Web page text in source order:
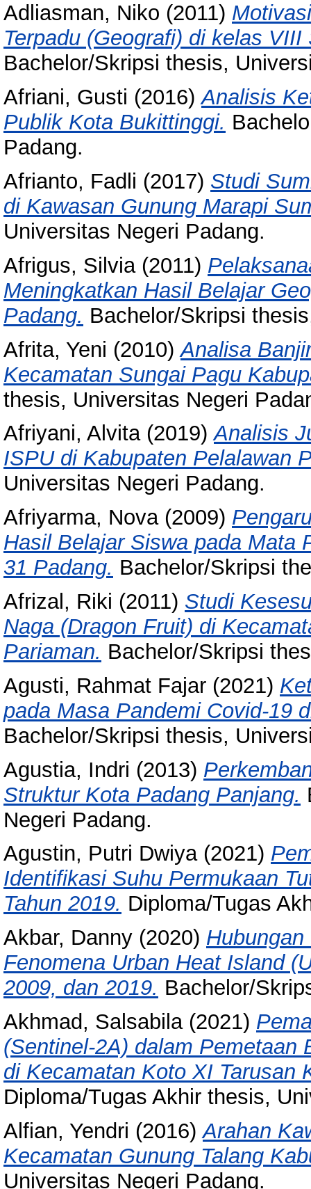
Adliasman, Niko (2011)
Terpadu (Geografi) di kelas
Bachelor/Skripsi thesis,
Afriani, Gusti (2016)Analisis
Publik Kota Bukittinggi.
Padang.
Afrianto, Fadli (2017) Studi
di Kawasan Gunung Marapi
Universitas Negeri Padang.
Afrigus, Silvia(2011)
Meningkatkan Hasil Belajar
Padang. Bachelor/Skripsi
Afrita, Yeni (2010)Analisa
Kecamatan Sungai Pagu
thesis, Universitas Negeri
Afriyani, Alvita(2019)Analisis
ISPU di Kabupaten Pelalawan
Universitas Negeri Padang.
Afriyarma, Nova(2009)
Hasil Belajar Siswa pada Mata
31 Padang. Bachelor/Skripsi
Afrizal, Riki (2011) Studi
Naga (Dragon Fruit) di
Pariaman. Bachelor/Skripsi
Agusti, Rahmat Fajar (2021)
pada Masa Pandemi Covid-19
Bachelor/Skripsi thesis,
Agustia, Indri (2013)
Struktur Kota Padang Panjang.
Negeri Padang.
Agustin, Putri Dwiya(2021)
Identifikasi Suhu Permukaan
Tahun 2019. Diploma/Tugas
Akbar, Danny (2020)
Fenomena Urban Heat Island
2009, dan 2019. Bachelor/
Akhmad, Salsabila(2021)
(Sentinel-2A) dalam Pemetaan
di Kecamatan Koto XI Tarusan
Diploma/Tugas Akhir thesis,
Alfian, Yendri (2016)Arahan
Kecamatan Gunung Talang
Universitas Negeri Padang.